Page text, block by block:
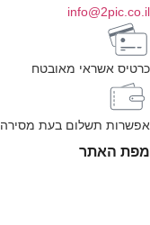
info@2pic.co.il
כרטיס אשראי מאובטח
אפשרות תשלום בעת מסירה
מפת האתר